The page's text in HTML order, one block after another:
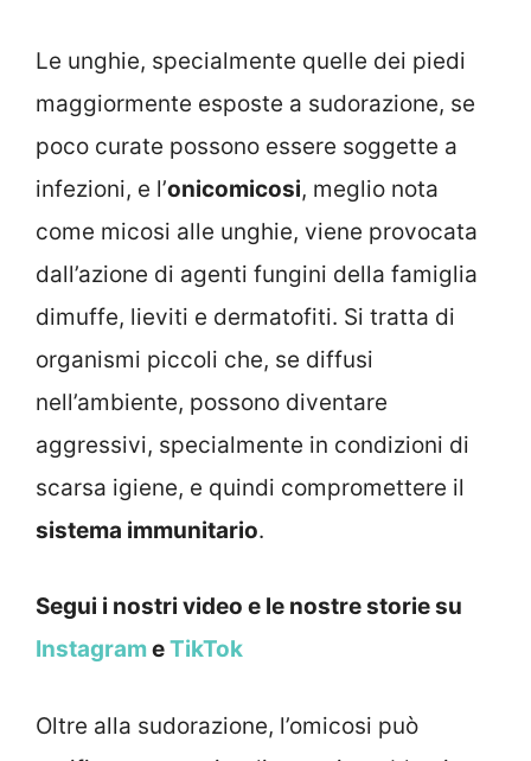
Le unghie, specialmente quelle dei piedi
maggiormente esposte a sudorazione, se
poco curate possono essere soggette a
infezioni, e l’onicomicosi, meglio nota
come micosi alle unghie, viene provocata
dall’azione di agenti fungini della famiglia
dimuffe, lieviti e dermatofiti. Si tratta di
organismi piccoli che, se diffusi
nell’ambiente, possono diventare
aggressivi, specialmente in condizioni di
scarsa igiene, e quindi compromettere il
sistema immunitario.
Segui i nostri video e le nostre storie su
InstagrameTikTok
Oltre alla sudorazione, l’omicosi può